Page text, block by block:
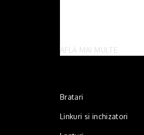
AFLĂ MAI MULTE
Bratari
Linkuri si inchizatori